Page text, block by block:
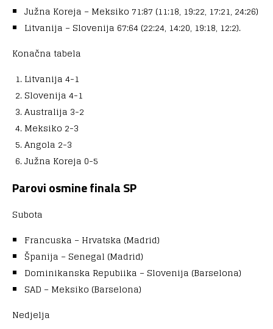
Južna Koreja – Meksiko 71:87 (11:18, 19:22, 17:21, 24:26)
Litvanija – Slovenija 67:64 (22:24, 14:20, 19:18, 12:2).
Konačna tabela
Litvanija 4-1
Slovenija 4-1
Australija 3-2
Meksiko 2-3
Angola 2-3
Južna Koreja 0-5
Parovi osmine finala SP
Subota
Francuska – Hrvatska (Madrid)
Španija – Senegal (Madrid)
Dominikanska Repubiika – Slovenija (Barselona)
SAD – Meksiko (Barselona)
Nedjelja